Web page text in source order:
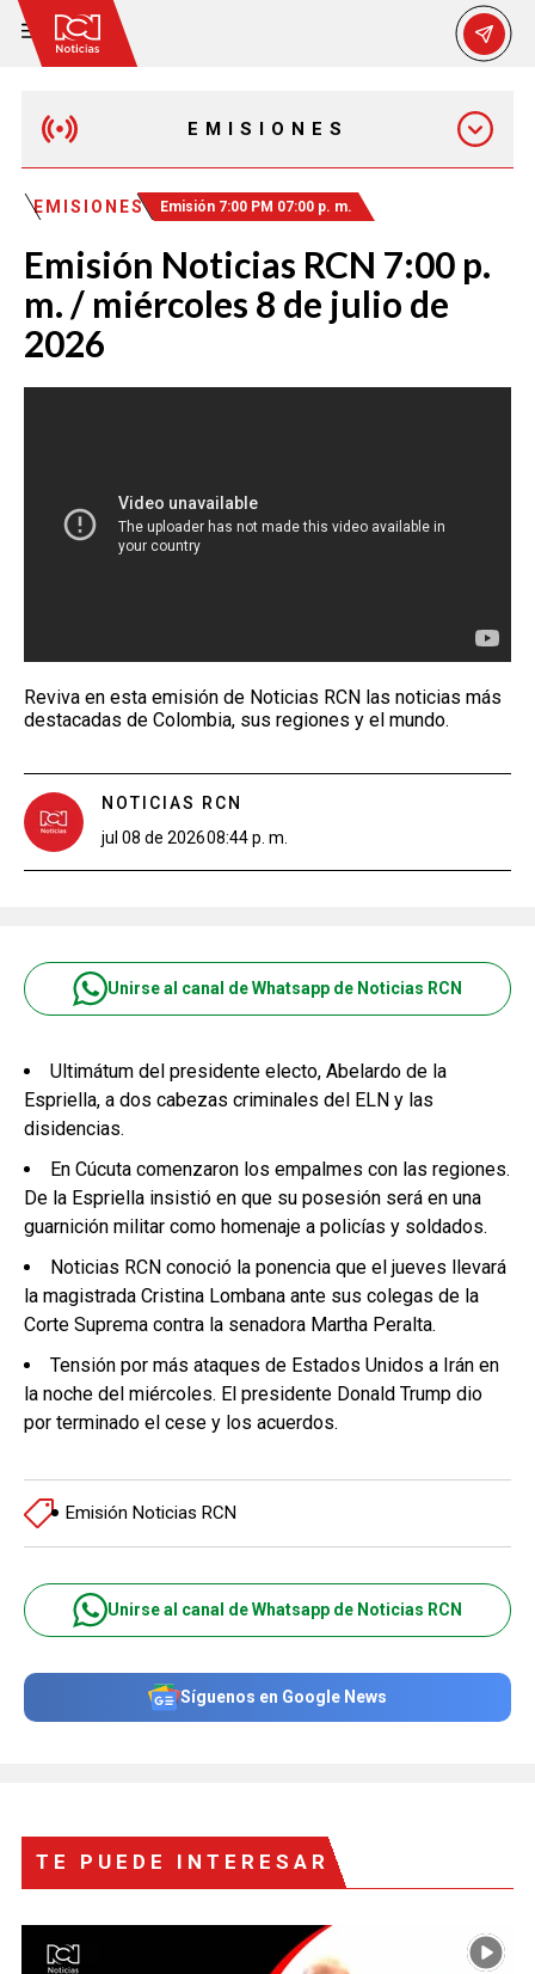
EMISIONES
MAÑANA EXPRESS
EMISIÓN 12:30 PM
EMISIONES Emisión 7:00 PM 07:00 p. m.
Emisión Noticias RCN 7:00 p.
m. / miércoles 8 de julio de
2026
Reviva en esta emisión de Noticias RCN las noticias más
destacadas de Colombia, sus regiones y el mundo.
NOTICIAS RCN
jul 08 de 202608:44 p. m.
Unirse al canal de Whatsapp de Noticias RCN
Ultimátum del presidente electo, Abelardo de la
Espriella, a dos cabezas criminales del ELN y las
disidencias.
En Cúcuta comenzaron los empalmes con las regiones.
De la Espriella insistió en que su posesión será en una
guarnición militar como homenaje a policías y soldados.
Noticias RCN conoció la ponencia que el jueves llevará
la magistrada Cristina Lombana ante sus colegas de la
Corte Suprema contra la senadora Martha Peralta.
Tensión por más ataques de Estados Unidos a Irán en
la noche del miércoles. El presidente Donald Trump dio
por terminado el cese y los acuerdos.
Emisión Noticias RCN
Unirse al canal de Whatsapp de Noticias RCN
Síguenos en Google News
TE PUEDE INTERESAR